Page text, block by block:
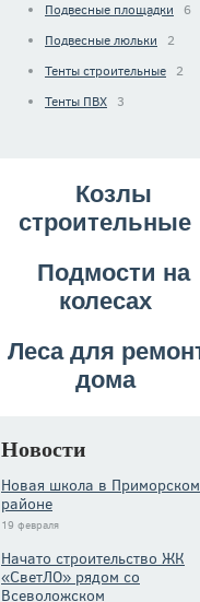
Подвесные площадки
6
Подвесные люльки
2
Тенты строительные
2
Тенты ПВХ
3
Новости
Новая школа в Приморском
районе
19 февраля
Начато строительство ЖК
«СветЛО» рядом со
Всеволожском